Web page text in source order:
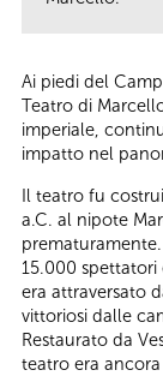
Ai piedi del
Teatro di
imperiale,
impatto nel
Il teatro fu
a.C. al nipote
15.000
era attraversato
vittoriosi dalle
Restaurato da
teatro era